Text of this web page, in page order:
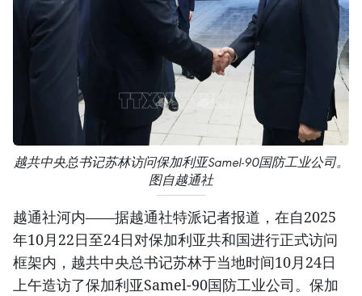
越共中央总书记苏林访问保加利亚Samel-90国防工业公司。
图自越通社
越通社河内——据越通社特派记者报道，在自2025
年10月22日至24日对保加利亚共和国进行正式访问
框架内，越共中央总书记苏林于当地时间10月24日
上午造访了保加利亚Samel-90国防工业公司。保加